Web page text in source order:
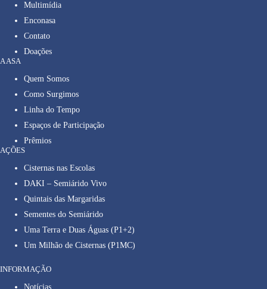
Multimídia
Enconasa
Contato
Doações
A ASA
Quem Somos
Como Surgimos
Linha do Tempo
Espaços de Participação
Prêmios
AÇÕES
Cisternas nas Escolas
DAKI – Semiárido Vivo
Quintais das Margaridas
Sementes do Semiárido
Uma Terra e Duas Águas (P1+2)
Um Milhão de Cisternas (P1MC)
INFORMAÇÃO
Notícias